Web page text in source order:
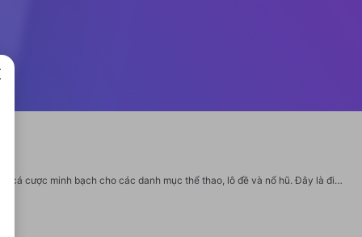
Được vận hành theo tiêu chuẩn quốc tế, kèo nhà cái 18 cung cấp giải pháp giải trí cá cược minh bạch cho các danh mục thể thao, lô đề và nổ hũ. Đây là điểm đến lý tưởng cho những ai tìm kiếm sự chuyên nghiệp và bảo mật cao. Website: https://soikeonhacai18.net/ Phone: 0347812851 Địa chỉ: 11 P. Tây Sơn, P. Quang Trung, Hà Đông, Hà Nội, Vietnam Email: soikeonhacai18net@gmail.com Tags: #kèonhàcái18 #kèonhàcái_18 #soikeonhacai18net #kèonhàcái18giaitri #trangchu_kèonhàcái18 #soikeonhacai18